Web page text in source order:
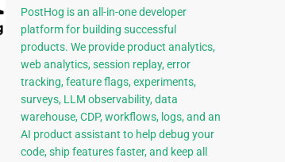
PostHog is an all-in-one developer
platform for building successful
products. We provide product analytics,
web analytics, session replay, error
tracking, feature flags, experiments,
surveys, LLM observability, data
warehouse, CDP, workflows, logs, and an
AI product assistant to help debug your
code, ship features faster, and keep all